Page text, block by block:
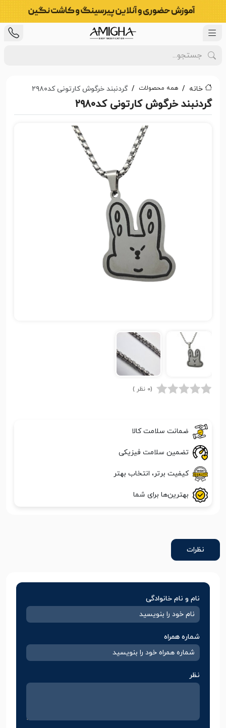
خانه همه محصولات گردنبند خرگوش کارتونی کد۲۹۸۰
گردنبند خرگوش کارتونی کد۲۹۸۰
(0 نظر )
ضمانت سلامت کالا
تضمین سلامت فیزیکی
کیفیت برتر، انتخاب بهتر
بهترین‌ها برای شما
نظرات
نام و نام خانوادگی
شماره همراه
نظر